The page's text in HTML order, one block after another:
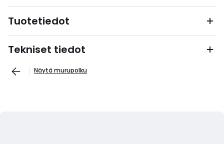
Tuotetiedot
Tekniset tiedot
Näytä murupolku